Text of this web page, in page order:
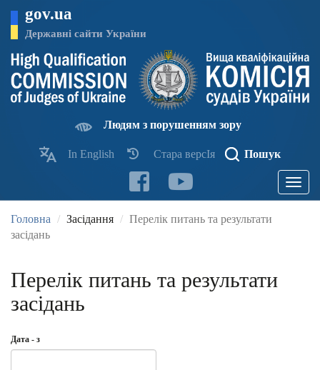
основного
матеріалу
gov.ua
Державні сайти України
Людям з порушенням зору
In English Стара версІя Пошук
Toggle
Головна Засідання
Перелік питань та результати
засідань
Перелік питань та результати
засідань
Дата - з